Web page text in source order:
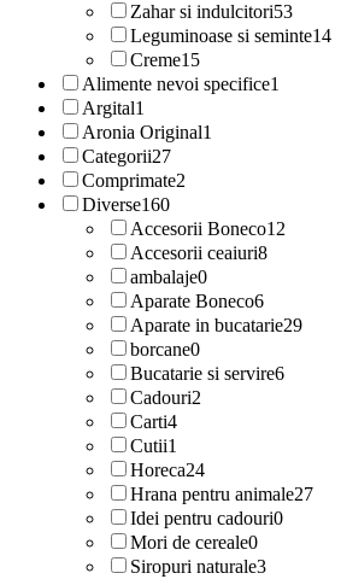
Zahar si indulcitori53
Leguminoase si seminte14
Creme15
Alimente nevoi specifice1
Argital1
Aronia Original1
Categorii27
Comprimate2
Diverse160
Accesorii Boneco12
Accesorii ceaiuri8
ambalaje0
Aparate Boneco6
Aparate in bucatarie29
borcane0
Bucatarie si servire6
Cadouri2
Carti4
Cutii1
Horeca24
Hrana pentru animale27
Idei pentru cadouri0
Mori de cereale0
Siropuri naturale3